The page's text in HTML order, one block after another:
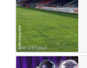
Bild: OETicket